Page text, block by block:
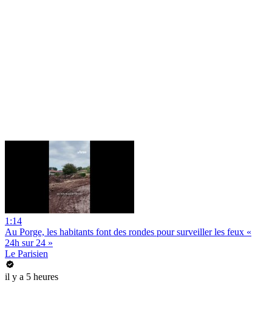
1:14
Au Porge, les habitants font des rondes pour surveiller les feux «
24h sur 24 »
Le Parisien
il y a 5 heures